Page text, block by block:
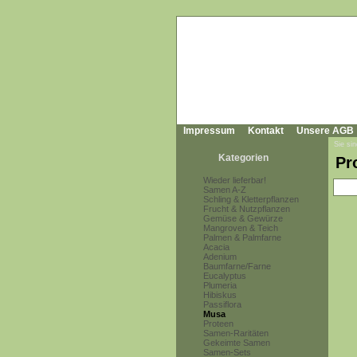
Impressum Kontakt Unsere AGB
Kategorien
Wieder lieferbar!
Samen A-Z
Schling & Kletterpflanzen
Frucht & Nutzpflanzen
Gemüse & Gewürze
Mangroven & Teich
Palmen & Palmfarne
Acacia
Adenium
Baumfarne/Farne
Eucalyptus
Plumeria
Hibiskus
Passiflora
Musa
Proteen
Samen-Raritäten
Gekeimte Samen
Samen-Sets
Sie